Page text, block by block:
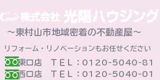
～東村山市地域密着の不動産屋～
東口店 ＴＥＬ：0120-5040-81
​西口店 ＴＥＬ：0120-5040-01
リフォーム・リノベーションもお任せください